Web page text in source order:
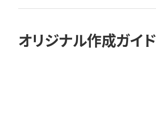
オリジナル作成ガイド